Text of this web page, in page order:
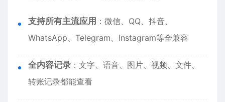
支持所有主流应用 ：微信、QQ、抖音、
WhatsApp、Telegram、Instagram等全兼容
全内容记录 ：文字、语音、图片、视频、文件、
转账记录都能查看